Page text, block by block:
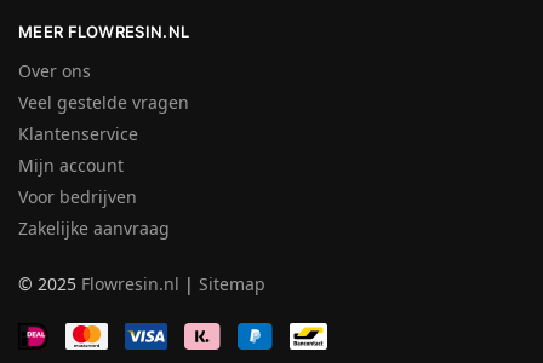
MEER FLOWRESIN.NL
Over ons
Veel gestelde vragen
Klantenservice
Mijn account
Voor bedrijven
Zakelijke aanvraag
© 2025 Flowresin.nl | Sitemap